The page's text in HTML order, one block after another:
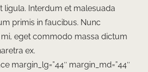
ligula. Interdum et malesuada
primis in faucibus. Nunc
eget commodo massa dictum
ex.
margin_lg=”44″ margin_md=”44″